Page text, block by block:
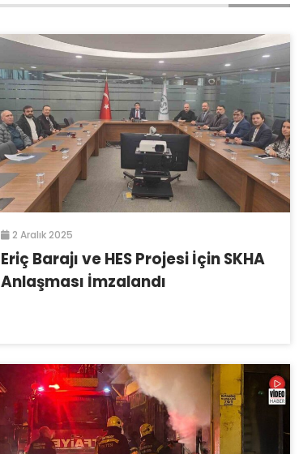
2 Aralık 2025
Eriç Barajı ve HES Projesi İçin SKHA
Anlaşması İmzalandı